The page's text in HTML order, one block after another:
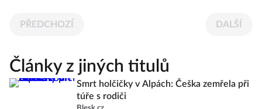
PŘEDCHOZÍ DALŠÍ
Články z jiných titulů
Smrt holčičky v Alpách: Češka zemřela při
túře s rodiči